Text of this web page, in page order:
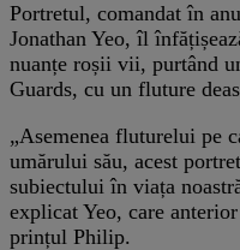
Portretul, comandat în
Jonathan Yeo, îl
nuanțe roșii vii, purtând
Guards, cu un fluture
„Asemenea fluturelui pe
umărului său, acest
subiectului în viața
explicat Yeo, care
prințul Philip.